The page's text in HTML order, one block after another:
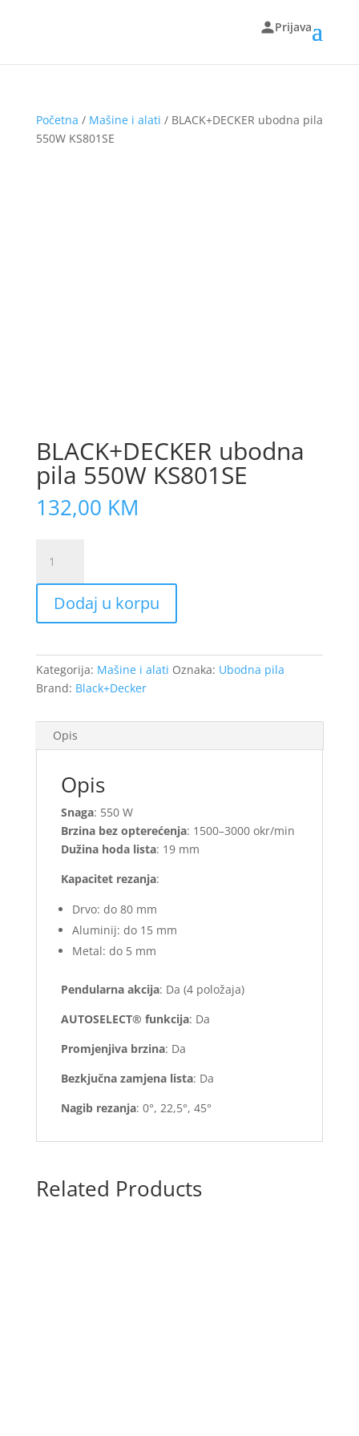
Prijava
Početna / Mašine i alati / BLACK+DECKER ubodna pila
550W KS801SE
BLACK+DECKER ubodna
pila 550W KS801SE
132,00 KM
ubodna
pila
550W
KS801SE
Dodaj u korpu
Kategorija: Mašine i alati Oznaka: Ubodna pila
Brand: Black+Decker
Opis
Opis
Snaga: 550 W
Brzina bez opterećenja: 1500–3000 okr/min
Dužina hoda lista: 19 mm
Kapacitet rezanja:
Drvo: do 80 mm
Aluminij: do 15 mm
Metal: do 5 mm
Pendularna akcija: Da (4 položaja)
AUTOSELECT® funkcija: Da
Promjenjiva brzina: Da
Bezkjučna zamjena lista: Da
Nagib rezanja: 0°, 22,5°, 45°
Related Products